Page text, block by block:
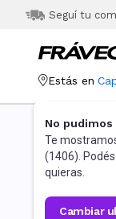
Seguí tu
Estás en
No
Te
(1406).
quieras.
cambiar